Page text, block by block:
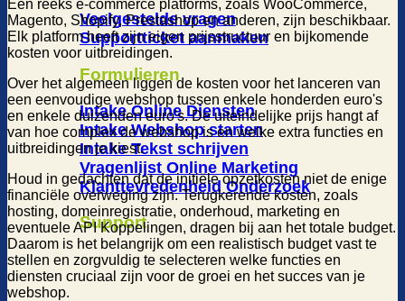
Veelgestelde vragen
Supportticket aanmaken
Formulieren
Intake Online Diensten
Intake Webshop starten
Intake Tekst schrijven
Vragenlijst Online Marketing
Klanttevredenheid Onderzoek
Support
Een reeks e-commerce platforms, zoals WooCommerce,
Magento, Shopify, Prestashop en anderen, zijn beschikbaar.
Elk platform heeft zijn eigen prijsstructuur en bijkomende
kosten voor uitbreidingen.
Over het algemeen liggen de kosten voor het lanceren van
een eenvoudige webshop tussen enkele honderden euro's
en enkele duizenden euro's. De uiteindelijke prijs hangt af
van hoe complex de webshop is en welke extra functies en
uitbreidingen je kiest.
Houd in gedachten dat de initiële opzetkosten niet de enige
financiële overweging zijn. Terugkerende kosten, zoals
hosting, domeinregistratie, onderhoud, marketing en
eventuele API Koppelingen, dragen bij aan het totale budget.
Daarom is het belangrijk om een realistisch budget vast te
stellen en zorgvuldig te selecteren welke functies en
diensten cruciaal zijn voor de groei en het succes van je
webshop.